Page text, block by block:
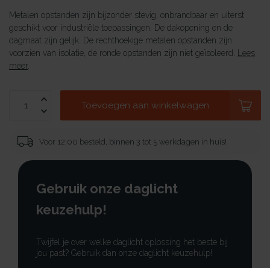
Metalen opstanden zijn bijzonder stevig, onbrandbaar en uiterst
geschikt voor industriële toepassingen. De dakopening en de
dagmaat zijn gelijk. De rechthoekige metalen opstanden zijn
voorzien van isolatie, de ronde opstanden zijn niet geïsoleerd.
Lees
meer.
Toevoegen aan winkelwagen
Voor 12:00 besteld, binnen 3 tot 5 werkdagen in huis!
Gebruik onze daglicht
keuzehulp!
Twijfel je over welke daglicht oplossing het beste bij
jou past? Gebruik dan onze daglicht keuzehulp!